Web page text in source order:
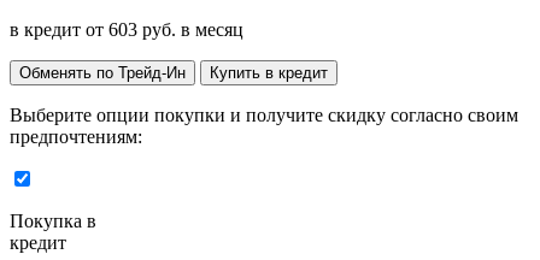
в кредит от 603 руб. в месяц
Обменять по Трейд-Ин Купить в кредит
Выберите опции покупки и получите скидку согласно своим
предпочтениям:
Покупка в
кредит